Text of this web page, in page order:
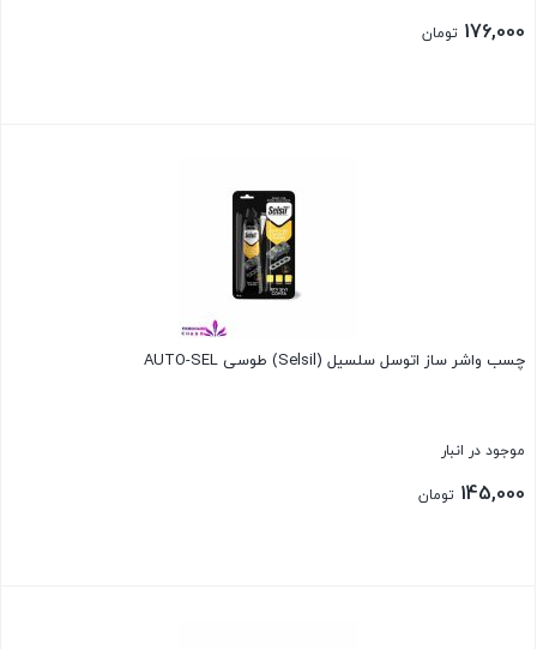
176,000 تومان
چسب واشر ساز اتوسل سلسیل (Selsil) طوسی AUTO-SEL
موجود در انبار
145,000 تومان